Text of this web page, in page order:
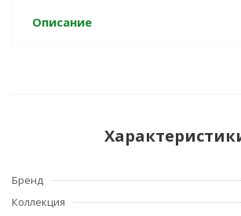
Описание
Бренд
Коллекция